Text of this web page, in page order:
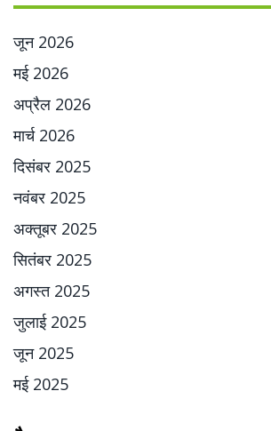
जून 2026
मई 2026
अप्रैल 2026
मार्च 2026
दिसंबर 2025
नवंबर 2025
अक्तूबर 2025
सितंबर 2025
अगस्त 2025
जुलाई 2025
जून 2025
मई 2025